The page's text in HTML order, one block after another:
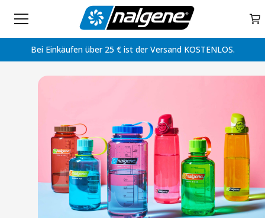
Bei Einkäufen über 25 € ist der Versand KOSTENLOS.